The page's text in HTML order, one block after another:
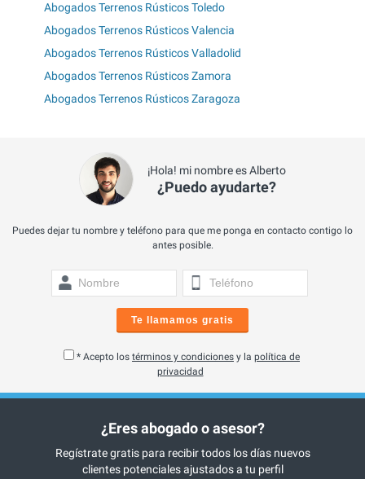
Abogados Terrenos Rústicos Toledo
Abogados Terrenos Rústicos Valencia
Abogados Terrenos Rústicos Valladolid
Abogados Terrenos Rústicos Zamora
Abogados Terrenos Rústicos Zaragoza
¡Hola! mi nombre es Alberto
¿Puedo ayudarte?
Puedes dejar tu nombre y teléfono para que me ponga en contacto contigo lo
antes posible.
Te llamamos gratis
* Acepto los términos y condiciones y la política de
privacidad
¿Eres abogado o asesor?
Regístrate gratis para recibir todos los días nuevos
clientes potenciales ajustados a tu perfil